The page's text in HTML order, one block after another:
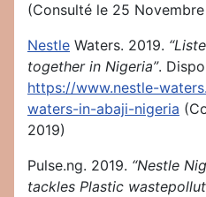
(Consulté le 25
Nestle Waters. 2019.
together in Nigeria”.
https://www.nestle-
waters-in-abaji-nigeria
2019)
Pulse.ng. 2019. “Nestle
tackles Plastic